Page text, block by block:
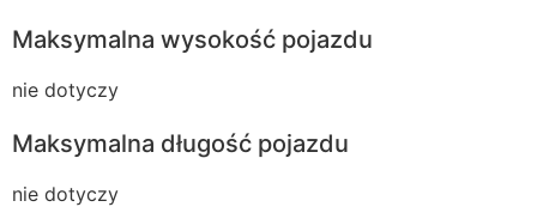
Maksymalna wysokość pojazdu
nie dotyczy
Maksymalna długość pojazdu
nie dotyczy